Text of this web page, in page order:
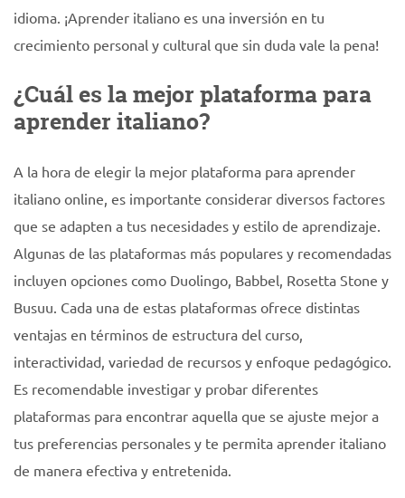
idioma. ¡Aprender italiano es una inversión en tu
crecimiento personal y cultural que sin duda vale la pena!
¿Cuál es la mejor plataforma para
aprender italiano?
A la hora de elegir la mejor plataforma para aprender
italiano online, es importante considerar diversos factores
que se adapten a tus necesidades y estilo de aprendizaje.
Algunas de las plataformas más populares y recomendadas
incluyen opciones como Duolingo, Babbel, Rosetta Stone y
Busuu. Cada una de estas plataformas ofrece distintas
ventajas en términos de estructura del curso,
interactividad, variedad de recursos y enfoque pedagógico.
Es recomendable investigar y probar diferentes
plataformas para encontrar aquella que se ajuste mejor a
tus preferencias personales y te permita aprender italiano
de manera efectiva y entretenida.